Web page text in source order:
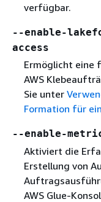
verfügbar.
--enable-
access
Ermöglicht eine
AWS
Sie unter
Formation für
--enable-
Aktiviert die
Erstellung von
AWS Glue-